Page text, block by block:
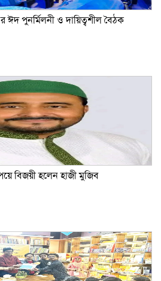
ঈদ পুনর্মিলনী ও দায়িত্বশীল বৈঠক
বিজয়ী হলেন হাজী মুজিব